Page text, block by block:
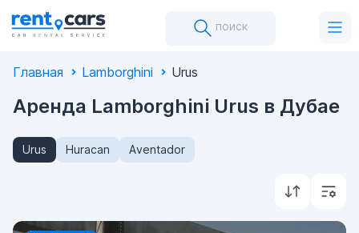
поиск
Главная Lamborghini Urus
Аренда Lamborghini Urus в Дубае
Urus Huracan Aventador